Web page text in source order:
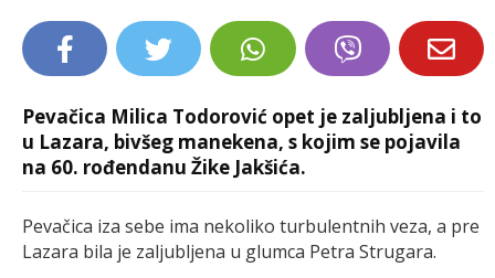
Pevačica Milica Todorović opet je zaljubljena i to
u Lazara, bivšeg manekena, s kojim se pojavila
na 60. rođendanu Žike Jakšića.
Pevačica iza sebe ima nekoliko turbulentnih veza, a pre
Lazara bila je zaljubljena u glumca Petra Strugara.